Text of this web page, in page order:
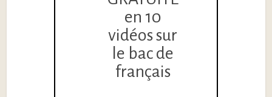
en 10
vidéos sur
le bac de
français